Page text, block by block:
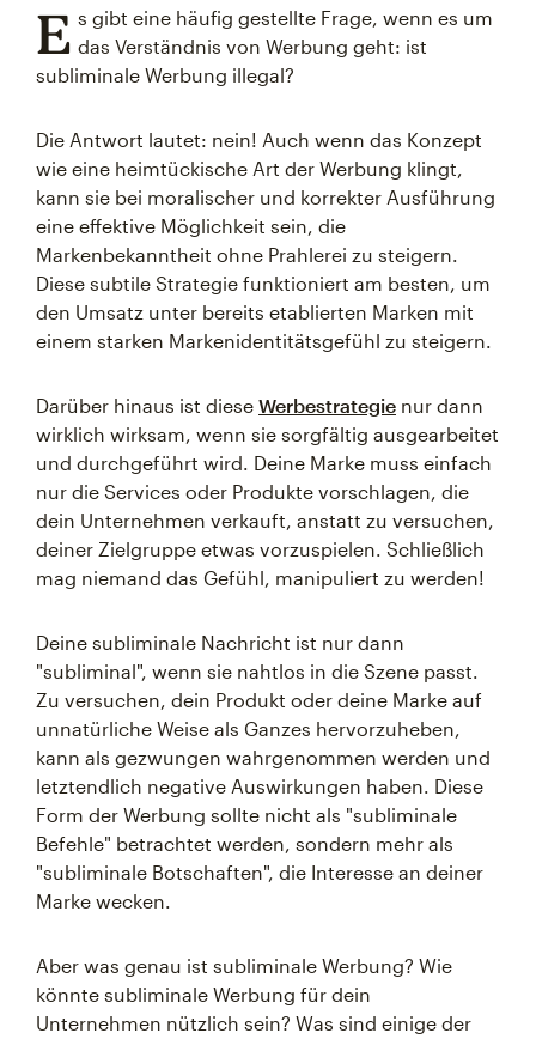
E s gibt eine häufig gestellte Frage, wenn es um
das Verständnis von Werbung geht: ist
subliminale Werbung illegal?
Die Antwort lautet: nein! Auch wenn das Konzept
wie eine heimtückische Art der Werbung klingt,
kann sie bei moralischer und korrekter Ausführung
eine effektive Möglichkeit sein, die
Markenbekanntheit ohne Prahlerei zu steigern.
Diese subtile Strategie funktioniert am besten, um
den Umsatz unter bereits etablierten Marken mit
einem starken Markenidentitätsgefühl zu steigern.
Darüber hinaus ist diese Werbestrategie nur dann
wirklich wirksam, wenn sie sorgfältig ausgearbeitet
und durchgeführt wird. Deine Marke muss einfach
nur die Services oder Produkte vorschlagen, die
dein Unternehmen verkauft, anstatt zu versuchen,
deiner Zielgruppe etwas vorzuspielen. Schließlich
mag niemand das Gefühl, manipuliert zu werden!
Deine subliminale Nachricht ist nur dann
"subliminal", wenn sie nahtlos in die Szene passt.
Zu versuchen, dein Produkt oder deine Marke auf
unnatürliche Weise als Ganzes hervorzuheben,
kann als gezwungen wahrgenommen werden und
letztendlich negative Auswirkungen haben. Diese
Form der Werbung sollte nicht als "subliminale
Befehle" betrachtet werden, sondern mehr als
"subliminale Botschaften", die Interesse an deiner
Marke wecken.
Aber was genau ist subliminale Werbung? Wie
könnte subliminale Werbung für dein
Unternehmen nützlich sein? Was sind einige der